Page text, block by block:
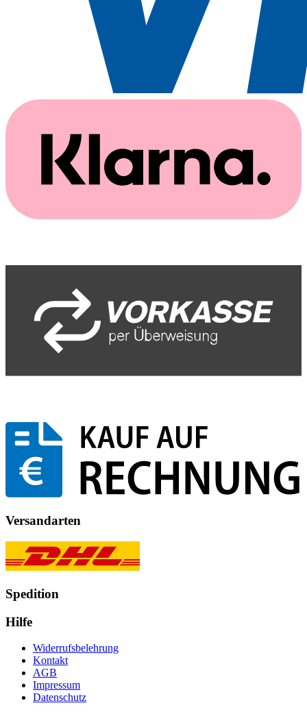
Versandarten
Spedition
Hilfe
Widerrufsbelehrung
Kontakt
AGB
Impressum
Datenschutz